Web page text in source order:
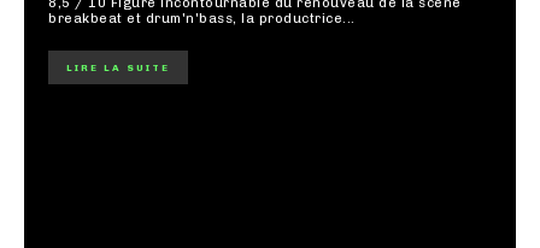
8,5 / 10 Figure incontournable du renouveau de la scène
breakbeat et drum'n'bass, la productrice...
LIRE LA SUITE